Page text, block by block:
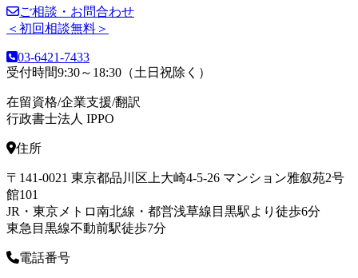
ご相談・お問合わせ
＜初回相談無料＞
03-6421-7433
受付時間9:30～18:30（土日祝除く）
在留資格/企業支援/翻訳
行政書士法人 IPPO
住所
〒141-0021 東京都品川区上大崎4-5-26 マンション雅叙苑2号
館101
JR・東京メトロ南北線・都営浅草線目黒駅より徒歩6分
東急目黒線不動前駅徒歩7分
電話番号